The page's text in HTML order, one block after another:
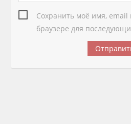
Сохранить моё имя, email
браузере для